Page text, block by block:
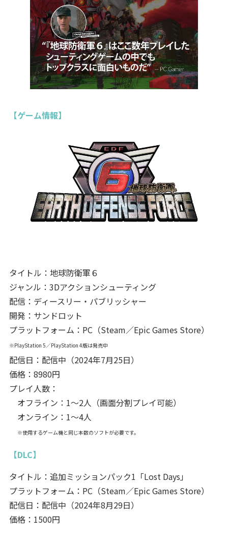
【ゲーム情報】
タイトル：地球防衛軍６
ジャンル：3Dアクションシューティング
配信：ディースリー・パブリッシャー
開発：サンドロット
プラットフォーム：PC（Steam／Epic Games Store）
※PlayStation 5／PlayStation 4版は発売中
配信日：配信中（2024年7月25日）
価格：8980円
プレイ人数：
オフライン：1～2人（画面分割プレイ可能）
オンライン：1～4人
※使用するゲーム機と同じ本数のソフトが必要です。
【DLC】
タイトル：追加ミッションパック1「Lost Days」
プラットフォーム：PC（Steam／Epic Games Store）
配信日：配信中（2024年8月29日）
価格：1500円